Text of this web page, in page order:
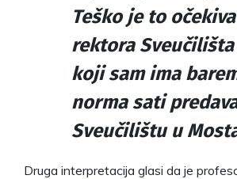
Teško je to
rektora Sveučilišta
koji sam ima
norma sati
Sveučilištu u
Druga interpretacija glasi da je